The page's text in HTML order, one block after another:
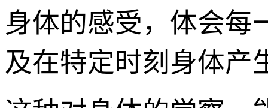
身体的感受，体会每
及在特定时刻身体产